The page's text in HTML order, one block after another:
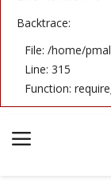
Backtrace:
File: /home/
Line: 315
Function:
Termos &
Publicações
Imprensa Oficial
Notícias
Equipe